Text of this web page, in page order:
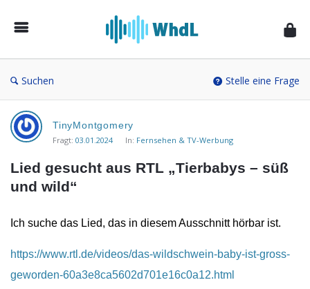
von
Suchen Stelle eine Frage
Musikforum
von
WieheisstdasLied.de
Neueste
TinyMontgomery
Fragt: 03.01.2024 In: Fernsehen & TV-Werbung
Lied gesucht aus RTL „Tierbabys – süß
und wild“
Ich suche das Lied, das in diesem Ausschnitt hörbar ist.
https://www.rtl.de/videos/das-wildschwein-baby-ist-gross-
geworden-60a3e8ca5602d701e16c0a12.html